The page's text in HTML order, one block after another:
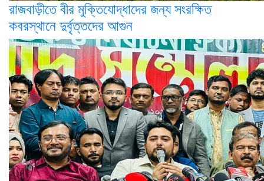
রাজবাড়ীতে বীর মুক্তিযোদ্ধাদের জন্য সংরক্ষিত
কবরস্থানে দুর্বৃত্তদের আগুন